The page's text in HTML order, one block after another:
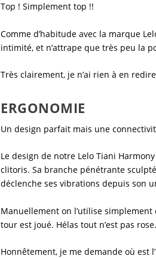
Top ! Simplement top !!
Comme d’habitude avec la marque
intimité, et n’attrape que très peu la
Très clairement, je n’ai rien à en
ERGONOMIE
Un design parfait mais une
Le design de notre Lelo Tiani Harmony
clitoris. Sa branche pénétrante
déclenche ses vibrations depuis son
Manuellement on l’utilise
tour est joué. Hélas tout n’est pas
Honnêtement, je me demande où est